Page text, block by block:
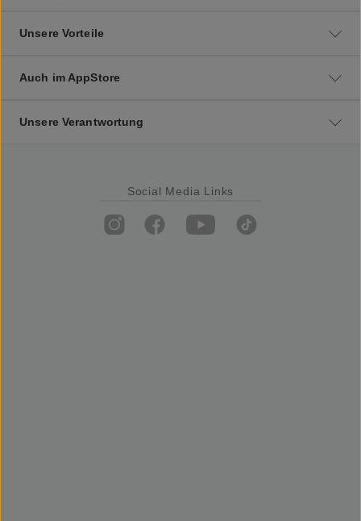
Unsere Vorteile
Auch im AppStore
Unsere Verantwortung
Social Media Links